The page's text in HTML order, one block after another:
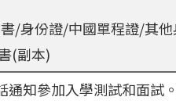
/身份證/中國單程證/其
(副本)
通知參加入學測試和面試